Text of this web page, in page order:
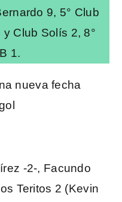
9, 5° Club
Club Solís 2, 8°
1.
-2-, Facundo
Teritos 2 (Kevin